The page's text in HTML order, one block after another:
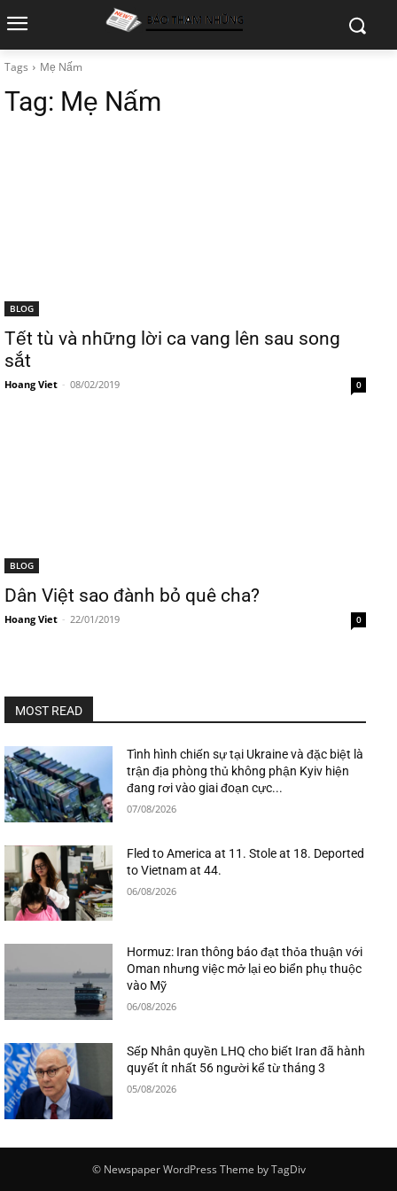
Tags Mẹ Nấm
Tag: Mẹ Nấm
BLOG
Tết tù và những lời ca vang lên sau song
sắt
Hoang Viet - 08/02/2019 0
BLOG
Dân Việt sao đành bỏ quê cha?
Hoang Viet - 22/01/2019 0
MOST READ
Tình hình chiến sự tại Ukraine và đặc biệt là
trận địa phòng thủ không phận Kyiv hiện
đang rơi vào giai đoạn cực...
07/08/2026
Fled to America at 11. Stole at 18. Deported
to Vietnam at 44.
06/08/2026
Hormuz: Iran thông báo đạt thỏa thuận với
Oman nhưng việc mở lại eo biển phụ thuộc
vào Mỹ
06/08/2026
Sếp Nhân quyền LHQ cho biết Iran đã hành
quyết ít nhất 56 người kể từ tháng 3
05/08/2026
© Newspaper WordPress Theme by TagDiv